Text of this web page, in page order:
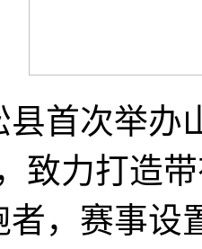
次举办山
致力打造
，赛事设